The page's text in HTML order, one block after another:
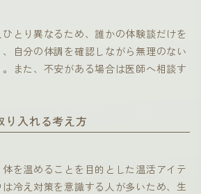
とり異なるため、誰かの体験談だけを
自分の体調を確認しながら無理のない
また、不安がある場合は医師へ相談す
り入れる考え方
を温めることを目的とした温活アイテ
冷え対策を意識する人が多いため、生